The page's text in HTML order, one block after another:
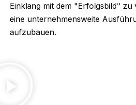
Einklang mit dem "Erfolgsbild" zu
eine unternehmensweite
aufzubauen.